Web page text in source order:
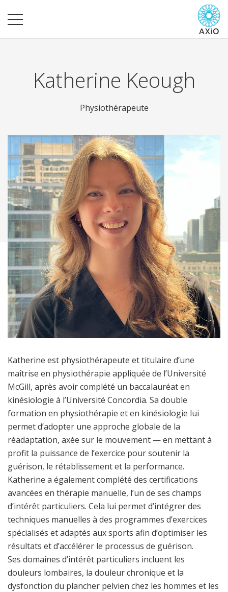
Katherine Keough
Physiothérapeute
Katherine est physiothérapeute et titulaire d’une
maîtrise en physiothérapie appliquée de l’Université
McGill, après avoir complété un baccalauréat en
kinésiologie à l’Université Concordia. Sa double
formation en physiothérapie et en kinésiologie lui
permet d’adopter une approche globale de la
réadaptation, axée sur le mouvement — en mettant à
profit la puissance de l’exercice pour soutenir la
guérison, le rétablissement et la performance.
Katherine a également complété des certifications
avancées en thérapie manuelle, l’un de ses champs
d’intérêt particuliers. Cela lui permet d’intégrer des
techniques manuelles à des programmes d’exercices
spécialisés et adaptés aux sports afin d’optimiser les
résultats et d’accélérer le processus de guérison.
Ses domaines d’intérêt particuliers incluent les
douleurs lombaires, la douleur chronique et la
dysfonction du plancher pelvien chez les hommes et les